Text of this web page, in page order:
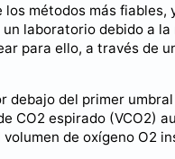
los métodos más fiables,
laboratorio debido a la
para ello, a través de
debajo del primer
CO2 espirado (VCO2)
de oxígeno O2